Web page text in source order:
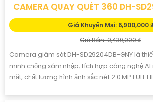
CAMERA QUAY QUÉT 360 DH-
Giá Khuyến Mại: 6,900,000 ₫
Giá Bán: 9,430,000 ₫
Camera giám sát DH-SD29204DB-GNY là
minh chống xâm nhập, tích hợp công nghệ AI
mặt, chất lượng hình ảnh sắc nét 2.0 MP FULL